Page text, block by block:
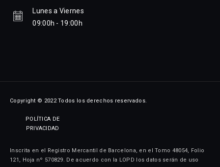
Lunes a Viernes
09:00h - 19:00h
Copyright © 2022 Todos los derechos reservados.
POLÍTICA DE
PRIVACIDAD
Inscrita en el Registro Mercantil de Barcelona, en el Tomo 48054, Folio
121, Hoja nº 570829. De acuerdo con la LOPD los datos serán de uso